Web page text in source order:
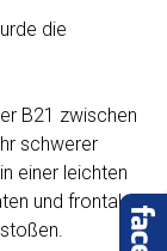
die
B21 zwischen
schwerer
einer leichten
und frontal